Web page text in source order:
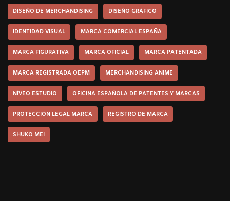
DISEÑO DE MERCHANDISING DISEÑO GRÁFICO
IDENTIDAD VISUAL MARCA COMERCIAL ESPAÑA
MARCA FIGURATIVA MARCA OFICIAL MARCA PATENTADA
MARCA REGISTRADA OEPM MERCHANDISING ANIME
NÍVEO ESTUDIO OFICINA ESPAÑOLA DE PATENTES Y MARCAS
PROTECCIÓN LEGAL MARCA REGISTRO DE MARCA
SHUKO MEI